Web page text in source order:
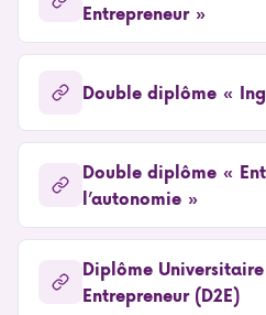
Entrepreneur »
Double diplôme «
Double diplôme «
l’autonomie »
Diplôme
Entrepreneur (D2E)